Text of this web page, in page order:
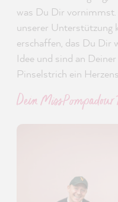
was Du Dir
unserer Unterstützung
erschaffen, das Du Dir
Idee und sind an
Pinselstrich ein
Dein MissPompadour